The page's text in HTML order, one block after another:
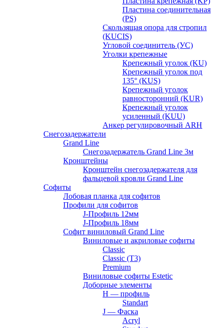
Пластина соединительная
(PS)
Скользящая опора для стропил
(KUCIS)
Угловой соединитель (УС)
Уголки крепежныe
Крепежный уголок (KU)
Крепежный уголок под
135° (KUS)
Крепежный уголок
равносторонний (KUR)
Крепежный уголок
усиленный (KUU)
Анкер регулировочный ARH
Снегозадержатели
Grand Line
Снегозадержатель Grand Line 3м
Кронштейны
Кронштейн снегозадержателя для
фальцевой кровли Grand Line
Софиты
Лобовая планка для софитов
Профили для софитов
J-Профиль 12мм
J-Профиль 18мм
Софит виниловый Grand Line
Виниловые и акриловые софиты
Classic
Classic (T3)
Premium
Виниловые софиты Estetic
Доборные элементы
H — профиль
Standart
J — Фаска
Acryl